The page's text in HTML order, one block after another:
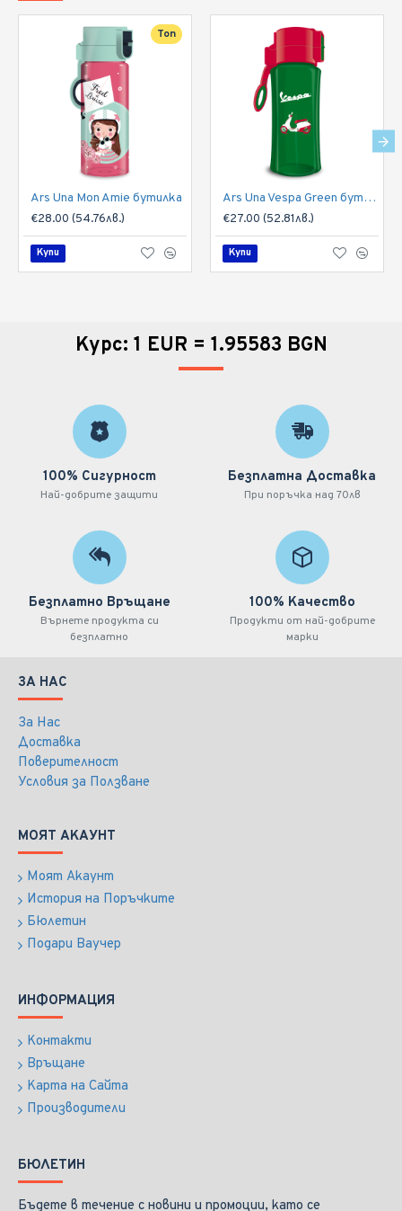
Топ
Ars Una Mon Amie бутилка
€28.00 (54.76лв.)
Купи
Ars Una Vespa Green бутилка
€27.00 (52.81лв.)
Купи
Курс: 1 EUR = 1.95583 BGN
100% Сигурност
Най-добрите защити
Безплатна Доставка
При поръчка над 70лв
Безплатно Връщане
Върнете продукта си
безплатно
100% Качество
Продукти от най-добрите
марки
ЗА НАС
За Нас
Доставка
Поверителност
Условия за Ползване
МОЯТ АКАУНТ
Моят Акаунт
История на Поръчките
Бюлетин
Подари Ваучер
ИНФОРМАЦИЯ
Контакти
Връщане
Карта на Сайта
Производители
БЮЛЕТИН
Бъдете в течение с новини и промоции, като се